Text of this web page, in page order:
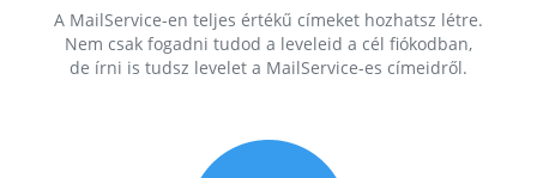
A MailService-en teljes értékű címeket hozhatsz létre.
Nem csak fogadni tudod a leveleid a cél fiókodban,
de írni is tudsz levelet a MailService-es címeidről.